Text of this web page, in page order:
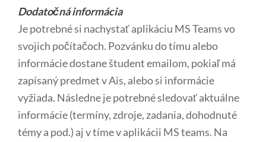
Dodatočná informácia
Je potrebné si nachystať aplikáciu MS Teams vo
svojich počítačoch. Pozvánku do tímu alebo
informácie dostane študent emailom, pokiaľ má
zapísaný predmet v Ais, alebo si informácie
vyžiada. Následne je potrebné sledovať aktuálne
informácie (termíny, zdroje, zadania, dohodnuté
témy a pod.) aj v tíme v aplikácii MS teams. Na